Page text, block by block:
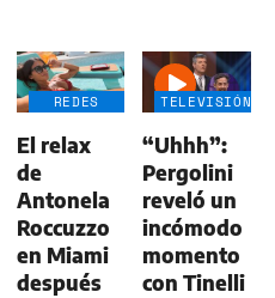
REDES
El relax
de
Antonela
Roccuzzo
en Miami
después
TELEVISIÓN
“Uhhh”:
Pergolini
reveló un
incómodo
momento
con Tinelli